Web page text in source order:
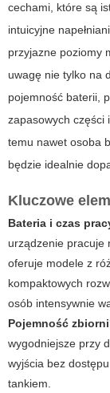
cechami, które są
intuicyjne
przyjazne poziomy
uwagę nie tylko na
pojemność baterii,
zapasowych części
temu nawet osoba
będzie idealnie
Kluczowe
Bateria i czas
urządzenie pracuje
oferuje modele z
kompaktowych
osób intensywnie
Pojemność
wygodniejsze przy
wyjścia bez
tankiem.